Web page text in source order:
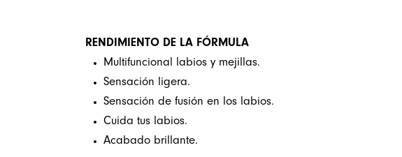
RENDIMIENTO DE LA FÓRMULA
Multifuncional labios y mejillas.
Sensación ligera.
Sensación de fusión en los labios.
Cuida tus labios.
Acabado brillante.